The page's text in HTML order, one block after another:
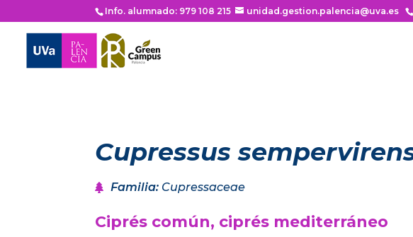
Info. alumnado: 979 108 215 unidad.gestion.palencia@uva.es
Cupressus
Familia: Cupressaceae
Ciprés común, ciprés mediterráneo